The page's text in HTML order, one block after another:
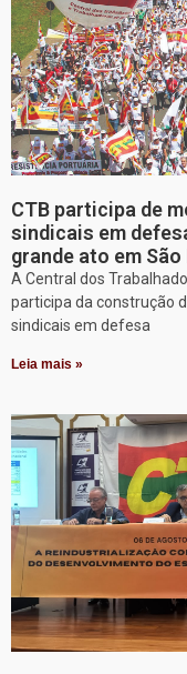
CTB participa de
sindicais em
grande ato em
A Central dos
participa da construção
sindicais em defesa
Leia mais »